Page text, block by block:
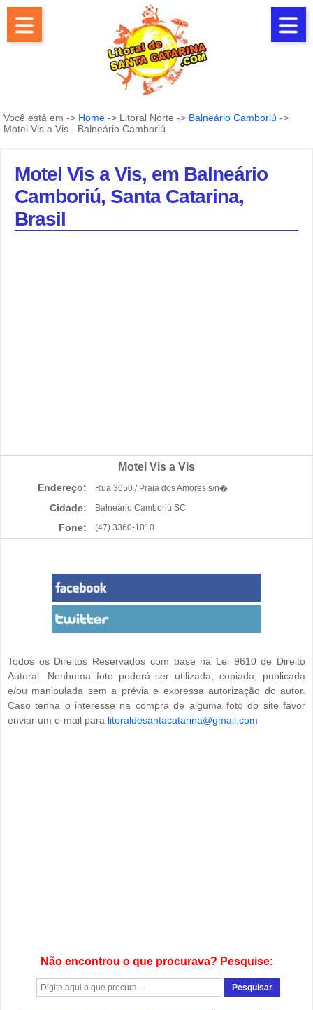
Você está em -> Home -> Litoral Norte -> Balneário Camboriú ->
Motel Vis a Vis - Balneário Camboriú
Motel Vis a Vis, em Balneário
Camboriú, Santa Catarina,
Brasil
Motel Vis a Vis
Endereço: Rua 3650 / Praia dos Amores s/n�
Cidade: Balneário Camboriú SC
Fone: (47) 3360-1010
Todos os Direitos Reservados com base na Lei 9610 de Direito
Autoral. Nenhuma foto poderá ser utilizada, copiada, publicada
e/ou manipulada sem a prévia e expressa autorização do autor.
Caso tenha o interesse na compra de alguma foto do site favor
enviar um e-mail para litoraldesantacatarina@gmail.com
Não encontrou o que procurava? Pesquise: